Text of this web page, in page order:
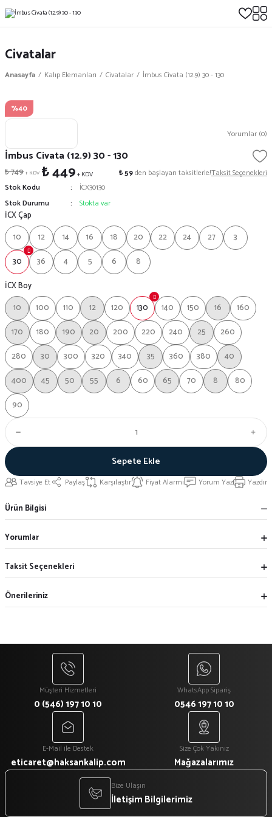
Civatalar
Anasayfa Kalıp Elemanları Civatalar İmbus Civata (12.9) 30 - 130
%40
Yorumlar (0)
İmbus Civata (12.9) 30 - 130
₺ 749+ KDV ₺ 449+ KDV ₺ 59den başlayan taksitlerle!Taksit Seçenekleri
Stok Kodu
İCX30130
Stok Durumu
Stokta var
İCX Çap
10
12 14 16 18 20 22 24 27
3
30
36 4 5 6
8
İCX Boy
10
100 110 12 120 130 140 150 16
160
170
180 190 20 200 220 240 25
260
280
30 300 320 340 35 360 380
40
400
45 50 55 6 60 65 70 8
80
90
Sepete Ekle
Tavsiye Et Paylaş Karşılaştır Fiyat Alarmı Yorum Yaz Yazdır
Ürün Bilgisi
Yorumlar
Taksit Seçenekleri
Önerileriniz
Müşteri Hizmetleri
0 (546) 197 10 10
WhatsApp Sipariş
0546 197 10 10
E-Mail ile Destek
eticaret@haksankalip.com
Size Çok Yakınız
Mağazalarımız
Bize Ulaşın
İletişim Bilgilerimiz